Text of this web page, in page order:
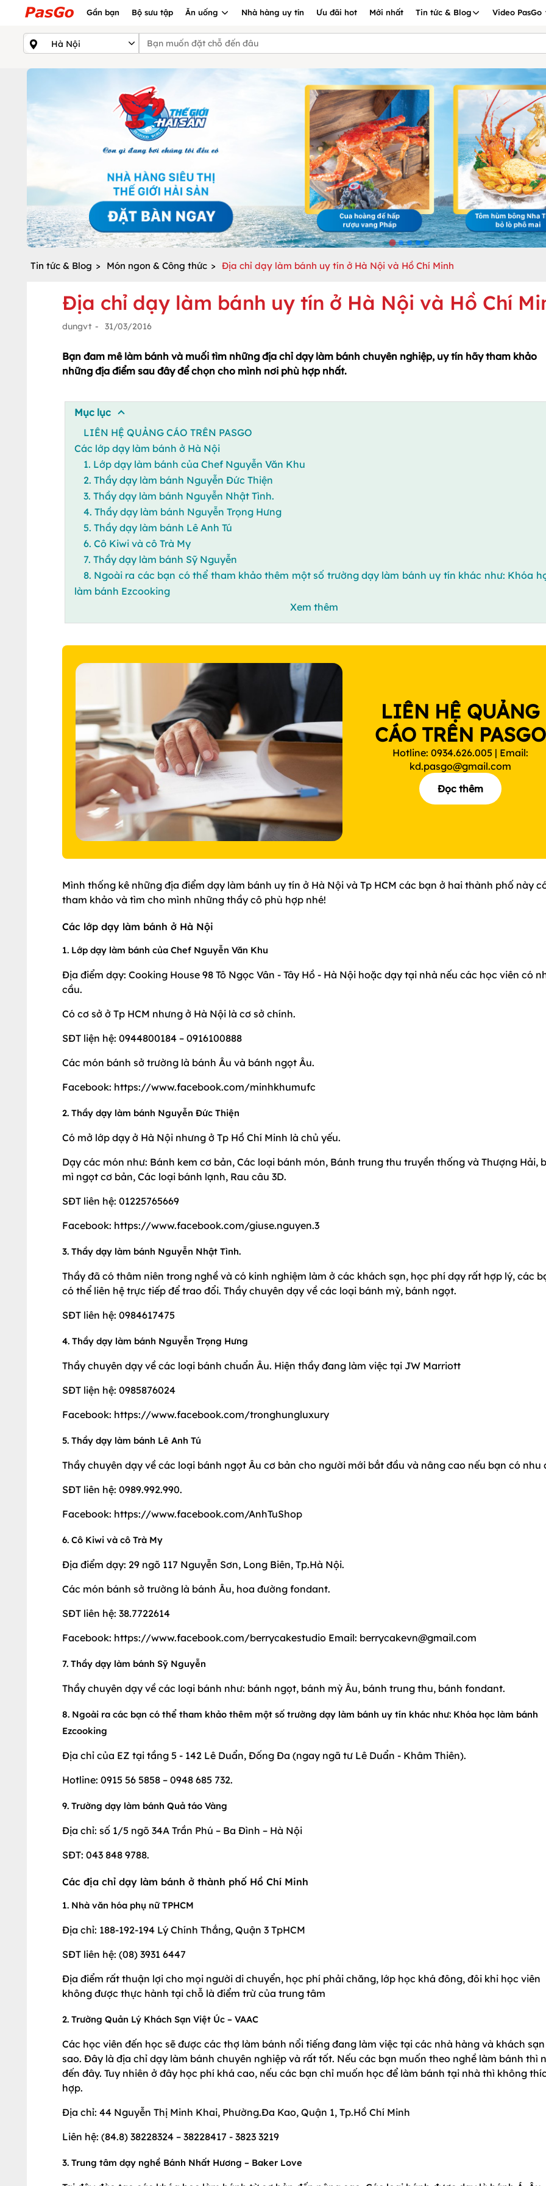
Gần bạn Bộ sưu tập Ăn uống Nhà hàng uy tín Ưu đãi hot Mới nhất Tin tức & Blog Video PasGo
Tin tức & Blog > Món ngon & Công thức > Địa chỉ dạy làm bánh uy tín ở Hà Nội và Hồ Chí Minh
Địa chỉ dạy làm bánh uy tín ở Hà Nội và Hồ Chí
dungvt - 31/03/2016
Bạn đam mê làm bánh và muối tìm những địa chỉ dạy làm bánh chuyên nghiệp, uy tín hãy tham khảo
những địa điểm sau đây để chọn cho mình nơi phù hợp nhất.
Mục lục
LIÊN HỆ QUẢNG CÁO TRÊN PASGO
Các lớp dạy làm bánh ở Hà Nội
1. Lớp dạy làm bánh của Chef Nguyễn Văn Khu
2. Thầy dạy làm bánh Nguyễn Đức Thiện
3. Thầy dạy làm bánh Nguyễn Nhật Tình.
4. Thầy dạy làm bánh Nguyễn Trọng Hưng
5. Thầy dạy làm bánh Lê Anh Tú
6. Cô Kiwi và cô Trà My
7. Thầy dạy làm bánh Sỹ Nguyễn
8. Ngoài ra các bạn có thể tham khảo thêm một số trường dạy làm bánh uy tín khác như: Khóa
làm bánh Ezcooking
Xem thêm
LIÊN HỆ QUẢNG
CÁO TRÊN PASGO
Hotline: 0934.626.005 | Email:
kd.pasgo@gmail.com
Đọc thêm
Mình thống kê những địa điểm dạy làm bánh uy tín ở Hà Nội và Tp HCM các bạn ở hai thành phố này
tham khảo và tìm cho mình những thầy cô phù hợp nhé!
Các lớp dạy làm bánh ở Hà Nội
1. Lớp dạy làm bánh của Chef Nguyễn Văn Khu
Địa điểm dạy: Cooking House 98 Tô Ngọc Vân - Tây Hồ - Hà Nội hoặc dạy tại nhà nếu các học viên có
cầu.
Có cơ sở ở Tp HCM nhưng ở Hà Nội là cơ sở chính.
SĐT liện hệ: 0944800184 – 0916100888
Các món bánh sở trường là bánh Âu và bánh ngọt Âu.
Facebook: https://www.facebook.com/minhkhumufc
2. Thầy dạy làm bánh Nguyễn Đức Thiện
Có mở lớp dạy ở Hà Nội nhưng ở Tp Hồ Chí Minh là chủ yếu.
Dạy các món như: Bánh kem cơ bản, Các loại bánh món, Bánh trung thu truyền thống và Thượng Hải,
mì ngọt cơ bản, Các loại bánh lạnh, Rau câu 3D.
SĐT liên hệ: 01225765669
Facebook: https://www.facebook.com/giuse.nguyen.3
3. Thầy dạy làm bánh Nguyễn Nhật Tình.
Thầy đã có thâm niên trong nghề và có kinh nghiệm làm ở các khách sạn, học phí dạy rất hợp lý, các
có thể liên hệ trực tiếp để trao đổi. Thầy chuyên dạy về các loại bánh mỳ, bánh ngọt.
SĐT liên hệ: 0984617475
4. Thầy dạy làm bánh Nguyễn Trọng Hưng
Thầy chuyên dạy về các loại bánh chuẩn Âu. Hiện thầy đang làm việc tại JW Marriott
SĐT liện hệ: 0985876024
Facebook: https://www.facebook.com/tronghungluxury
5. Thầy dạy làm bánh Lê Anh Tú
Thầy chuyên dạy về các loại bánh ngọt Âu cơ bản cho người mới bắt đầu và nâng cao nếu bạn có nhu
SĐT liên hệ: 0989.992.990.
Facebook: https://www.facebook.com/AnhTuShop
6. Cô Kiwi và cô Trà My
Địa điểm dạy: 29 ngõ 117 Nguyễn Sơn, Long Biên, Tp.Hà Nội.
Các món bánh sở trường là bánh Âu, hoa đường fondant.
SĐT liên hệ: 38.7722614
Facebook: https://www.facebook.com/berrycakestudio Email: berrycakevn@gmail.com
7. Thầy dạy làm bánh Sỹ Nguyễn
Thầy chuyên dạy về các loại bánh như: bánh ngọt, bánh mỳ Âu, bánh trung thu, bánh fondant.
8. Ngoài ra các bạn có thể tham khảo thêm một số trường dạy làm bánh uy tín khác như: Khóa học làm bánh
Ezcooking
Địa chỉ của EZ tại tầng 5 - 142 Lê Duẩn, Đống Đa (ngay ngã tư Lê Duẩn - Khâm Thiên).
Hotline: 0915 56 5858 – 0948 685 732.
9. Trường dạy làm bánh Quả táo Vàng
Địa chỉ: số 1/5 ngõ 34A Trần Phú – Ba Đình – Hà Nội
SĐT: 043 848 9788.
Các địa chỉ dạy làm bánh ở thành phố Hồ Chí Minh
1. Nhà văn hóa phụ nữ TPHCM
Địa chỉ: 188-192-194 Lý Chính Thắng, Quận 3 TpHCM
SĐT liên hệ: (08) 3931 6447
Địa điểm rất thuận lợi cho mọi người di chuyển, học phí phải chăng, lớp học khá đông, đôi khi học viên
không được thực hành tại chỗ là điểm trừ của trung tâm
2. Trường Quản Lý Khách Sạn Việt Úc – VAAC
Các học viên đến học sẽ được các thợ làm bánh nổi tiếng đang làm việc tại các nhà hàng và khách sạn
sao. Đây là địa chỉ dạy làm bánh chuyên nghiệp và rất tốt. Nếu các bạn muốn theo nghề làm bánh thì
đến đây. Tuy nhiên ở đây học phí khá cao, nếu các bạn chỉ muốn học để làm bánh tại nhà thì không
hợp.
Địa chỉ: 44 Nguyễn Thị Minh Khai, Phường.Đa Kao, Quận 1, Tp.Hồ Chí Minh
Liên hệ: (84.8) 38228324 – 38228417 - 3823 3219
3. Trung tâm dạy nghề Bánh Nhất Hương – Baker Love